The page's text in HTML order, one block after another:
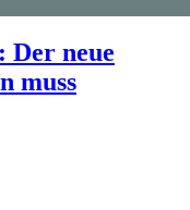
neue
muss